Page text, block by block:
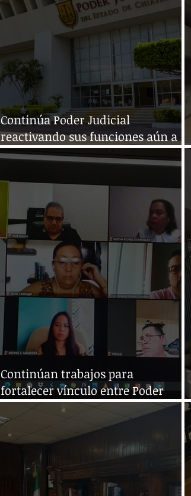
Continúa Poder Judicial
reactivando sus funciones aún a
puertas cerradas
Continúan trabajos para
fortalecer vínculo entre Poder
Judicial y Unach